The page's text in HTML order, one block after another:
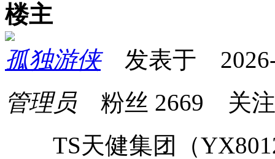
楼主
孤独游侠发表于 2026-
管理员 粉丝 2669 关
TS天健集团（